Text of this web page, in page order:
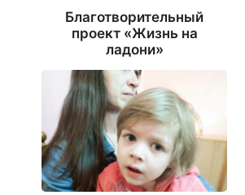
Благотворительный
проект «Жизнь на
ладони»